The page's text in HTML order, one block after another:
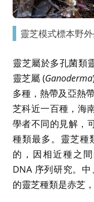
靈芝模式標本野外
靈芝屬於多孔菌類
靈芝屬 (Ganoderma
多種，熱帶及亞熱
芝科近一百種，海
學者不同的見解，
種類最多。靈芝種
的，因相近種之
DNA 序列研究。
的靈芝種類是赤芝